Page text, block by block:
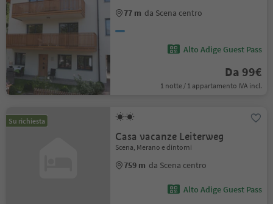
77 m da Scena centro
Alto Adige Guest Pass
Da 99€
1 notte / 1 appartamento IVA incl.
Su richiesta
Casa vacanze Leiterweg
Scena, Merano e dintorni
759 m da Scena centro
Alto Adige Guest Pass